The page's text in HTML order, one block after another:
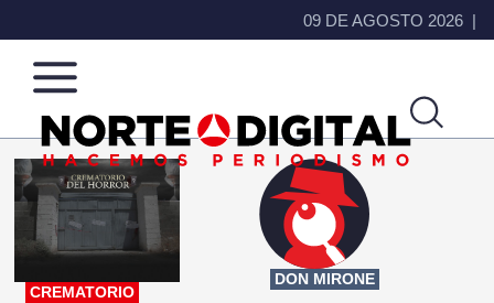
09 DE AGOSTO 2026
Norte
de
Ciudad
Más
que
noticias,
hacemos periodismo
CREMATORIO
DON MIRONE